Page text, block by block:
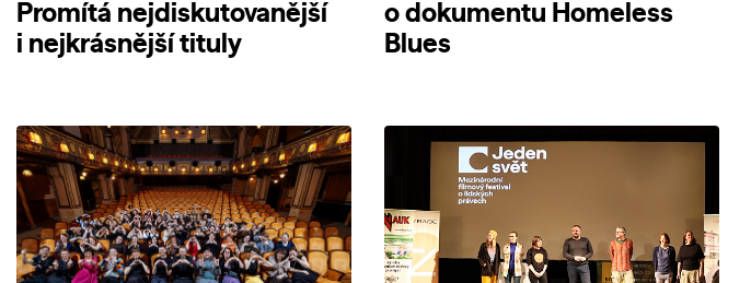
Promítá nejdiskutovanější
i nejkrásnější tituly
o dokumentu Homeless
Blues